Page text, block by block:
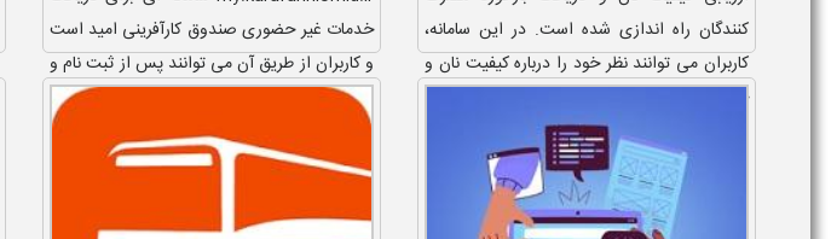
کنندگان راه اندازی شده است. در این سامانه،
کاربران می توانند نظر خود را درباره کیفیت نان و
خدمات غیر حضوری صندوق کارآفرینی امید است
و کاربران از طریق آن می توانند پس از ثبت نام و
فعال سازی حساب کار...